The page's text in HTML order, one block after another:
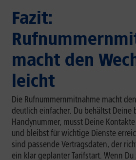
Fazit:
macht den
leicht
Die Rufnummernmitnahme macht
deutlich einfacher. Du behältst Deine
Handynummer, musst Deine
und bleibst für wichtige Dienste
sind passende Vertragsdaten, der
ein klar geplanter Tarifstart. Wenn Du